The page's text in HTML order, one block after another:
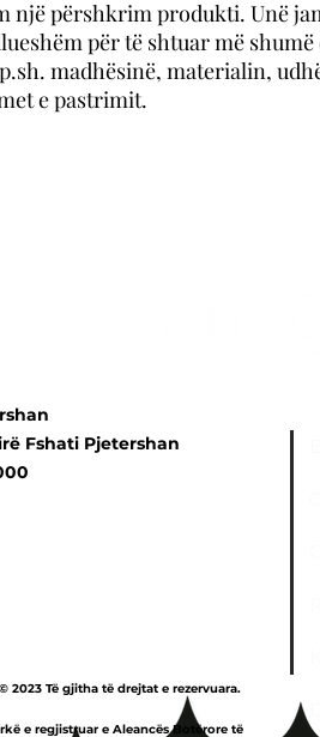
një përshkrim produkti. Unë
për të shtuar më
madhësinë, materialin,
e pastrimit.
Fshati Pjetershan
2023 Të gjitha të drejtat e rezervuara.
e regjistruar e Aleancës Botërore të